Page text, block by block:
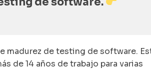
madurez de testing de software.
de 14 años de trabajo para varias